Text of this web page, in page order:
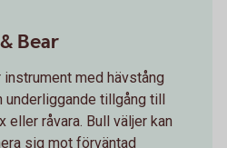
Bear
med hävstång
tillgång till
eller råvara. Bull väljer kan
sig mot förväntad